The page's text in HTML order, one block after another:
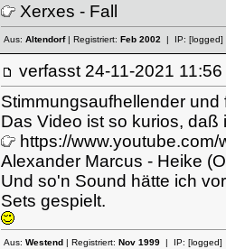
Xerxes - Fall
Aus: Altendorf| Registriert: Feb 2002| IP: [logged]
verfasst 24-11-2021
Stimmungsaufhellender
Das Video ist so kurios,
https://
Alexander Marcus - Heike
Und so'n Sound hätte ich
Sets gespielt.
Aus: Westend| Registriert: Nov 1999| IP: [logged]